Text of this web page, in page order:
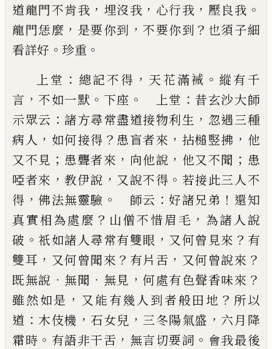
道龍門不肯我 ， 埋沒我 ， 心行我 ， 壓良我 。
龍門恁麼 ， 是要你到 ，不要你到 ？ 也須子細
看詳好 。 珍重 。
上堂 ： 總記不得 ， 天花滿裓 。 縱有千
言 ，不如一默 。 下座 。 上堂 ： 昔玄沙大師
示眾云 ：諸方尋常盡道接物利生 ， 忽遇三種
病人 ， 如何接得 ？ 患盲者來 ， 拈槌竪拂 ， 他
又不見 ； 患聾者來 ， 向他說 ， 他又不聞 ； 患
啞者來 ，教伊說 ， 又說不得 。 若接此三人不
得 ，佛法無靈驗 。 師云 ：好諸兄弟 ！ 還知
真實相為處麼 ？ 山僧不惜眉毛 ， 為諸人說
破 。 祇如諸人尋常有雙眼 ， 又何曾見來 ？ 有
雙耳 ， 又何曾聞來 ？ 有片舌 ， 又何曾說來 ？
既無說 ． 無聞 ． 無見 ，何處有色聲香味來 ？
雖然如是 ， 又能有幾人到者般田地 ？ 所以
道 ：木伎機 ， 石女兒 ， 三冬陽氣盛 ， 六月降
霜時 。 有語非干舌 ， 無言切要詞 。 會我最後